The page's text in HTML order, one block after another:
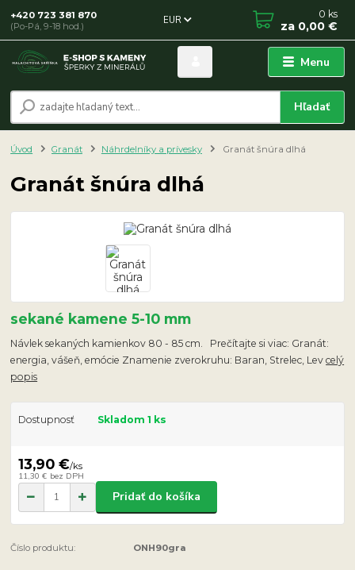
Menu
EUR
Hľadať
+420 723 381 870
(Po-Pá, 9-18 hod.)
0 ks
za 0,00 €
Úvod Granát Náhrdelníky a prívesky Granát šnúra dlhá
Granát šnúra dlhá
sekané kamene 5-10 mm
Návlek sekaných kamienkov 80 - 85 cm. Prečítajte si viac: Granát:
energia, vášeň, emócie Znamenie zverokruhu: Baran, Strelec, Levcelý
popis
Dostupnosť Skladom 1 ks
13,90 €/ks
11,30 € bez DPH
Pridať do košíka
Číslo produktu: ONH90gra